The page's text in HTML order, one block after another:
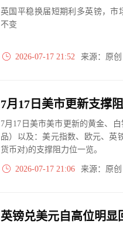
英国平稳换届短期利多英镑，市
不变
2026-07-17 21:52 来源：原
7月17日美市美市更新的黄金、
品）以及：美元指数、欧元、英
货币对)的支撑阻力位一览。
2026-07-17 21:06 来源：原
英镑兑美元自高位明显